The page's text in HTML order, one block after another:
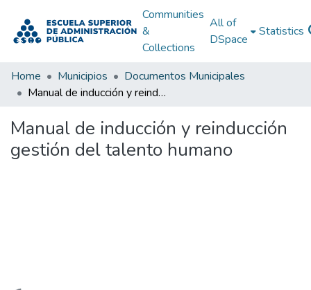
Communities
&
Collections
All of
DSpace
Statistics
Home Municipios
Documentos Municipales
Manual de inducción y reinducción gestión del talento humano
Manual de inducción y reinducción
gestión del talento humano